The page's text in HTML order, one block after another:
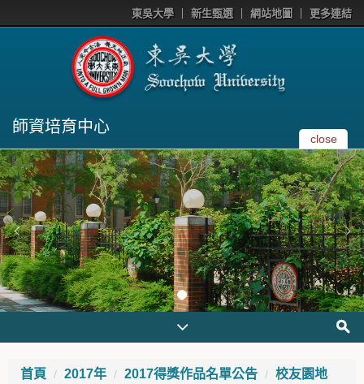
東吳大學 新生甄選 網站地圖 更多連結
師資培育中心
close
首頁 2017年 2017得獎作品名單公告 校友園地